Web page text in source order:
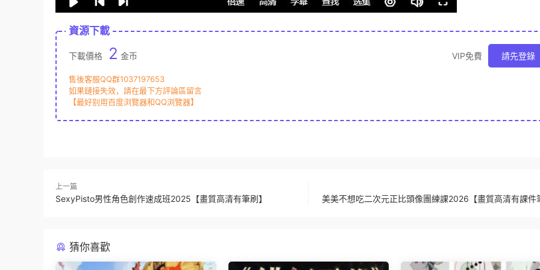
資源下載
下載價格 2 金币 VIP免費 請先登錄
售後客服QQ群1037197653
如果鏈接失效，請在最下方評論區留言
【最好别用百度浏覽器和QQ浏覽器】
上一篇
SexyPisto男性角色創作速成班2025【畫質高清有筆刷】 美美不想吃二次元正比頭像團練課2026【畫質高清有課件
猜你喜歡